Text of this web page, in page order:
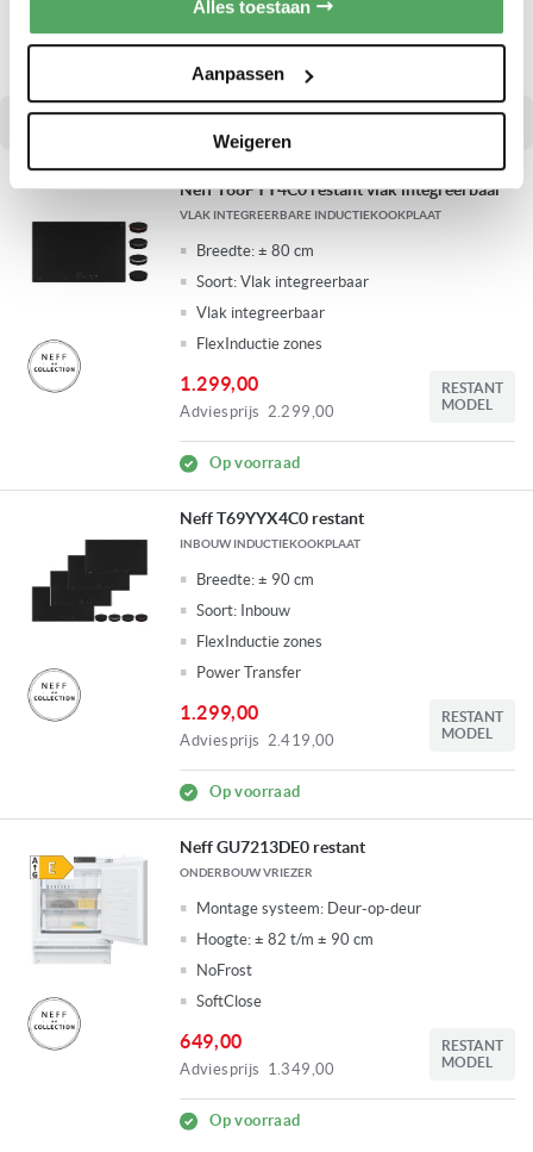
Alles toestaan
Aanpassen
Weigeren
Op voorraad
Neff T68PYY4C0 restant vlak integreerbaar
VLAK INTEGREERBARE INDUCTIEKOOKPLAAT
Breedte: ± 80 cm
Soort: Vlak integreerbaar
Vlak integreerbaar
FlexInductie zones
1.299,00
Adviesprijs 2.299,00
RESTANT
MODEL
Op voorraad
Neff T69YYX4C0 restant
INBOUW INDUCTIEKOOKPLAAT
Breedte: ± 90 cm
Soort: Inbouw
FlexInductie zones
Power Transfer
1.299,00
Adviesprijs 2.419,00
RESTANT
MODEL
Op voorraad
Neff GU7213DE0 restant
ONDERBOUW VRIEZER
Montage systeem: Deur-op-deur
Hoogte: ± 82 t/m ± 90 cm
NoFrost
SoftClose
649,00
Adviesprijs 1.349,00
RESTANT
MODEL
Op voorraad